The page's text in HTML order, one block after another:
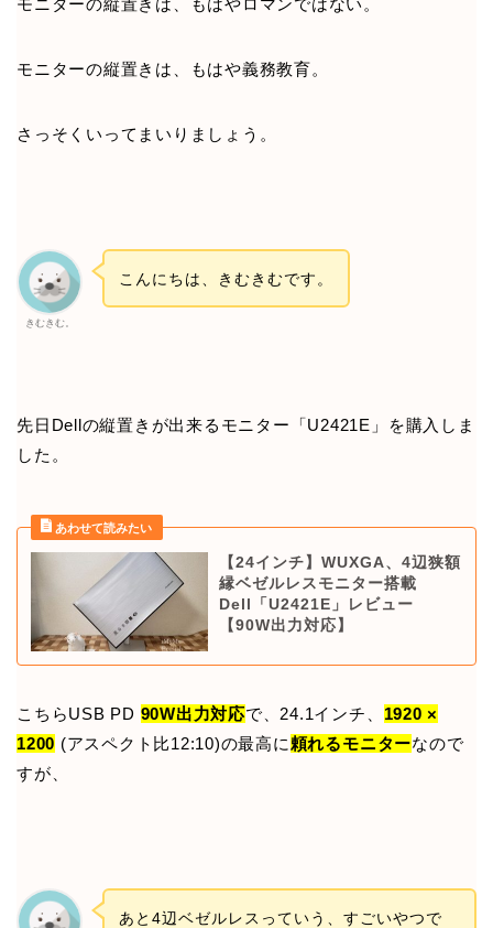
モニターの縦置きは、もはやロマンではない。
モニターの縦置きは、もはや義務教育。
さっそくいってまいりましょう。
きむきむ。
こんにちは、きむきむです。
先日Dellの縦置きが出来るモニター「U2421E」を購入しま
した。
【24インチ】WUXGA、4辺狭額
縁ベゼルレスモニター搭載
Dell「U2421E」レビュー
【90W出力対応】
こちらUSB PD 90W出力対応で、24.1インチ、 1920 ×
1200 (アスペクト比12:10)の最高に 頼れるモニターなので
すが、
あと4辺ベゼルレスっていう、すごいやつで